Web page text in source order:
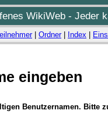
WikiWeb - Jeder
| Ordner| Index
eingeben
Benutzernamen. Bitte